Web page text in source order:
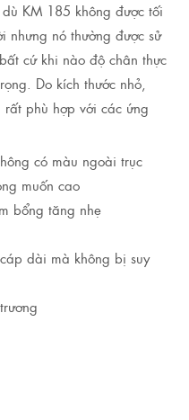
KM 185 không được tối
nhưng nó thường được sử
cứ khi nào độ chân thực
Do kích thước nhỏ,
phù hợp với các ứng
có màu ngoài trục
muốn cao
bổng tăng nhẹ
dài mà không bị suy